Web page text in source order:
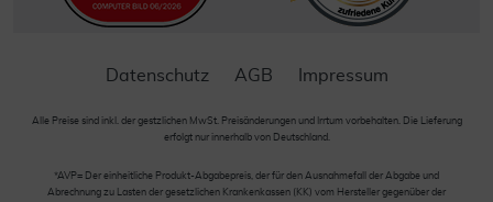
Datenschutz AGB Impressum
Alle Preise sind inkl. der gestzlichen MwSt. Preisänderungen und Irrtum vorbehalten. Die Lieferung
erfolgt nur innerhalb von Deutschland.
*AVP= Der einheitliche Produkt-Abgabepreis, der für den Ausnahmefall der Abgabe und
Abrechnung zu Lasten der gesetzlichen Krankenkassen (KK) vom Hersteller gegenüber der